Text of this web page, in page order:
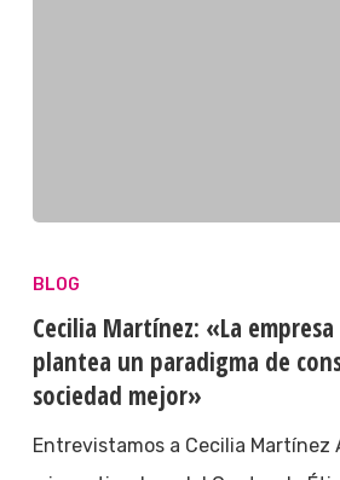
BLOG
Cecilia Martínez: «La
plantea un paradigma de
sociedad mejor»
Entrevistamos a Cecilia Martínez